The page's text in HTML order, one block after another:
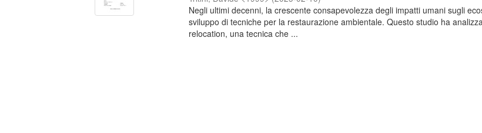
Negli ultimi decenni, la crescente consapevolezza degli impatti umani sugli
sviluppo di tecniche per la restaurazione ambientale. Questo studio ha
relocation, una tecnica che ...